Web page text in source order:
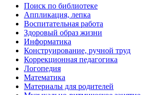
Поиск по библиотеке
Аппликация, лепка
Воспитательная работа
Здоровый образ жизни
Информатика
Конструирование, ручной труд
Коррекционная педагогика
Логопедия
Математика
Материалы для родителей